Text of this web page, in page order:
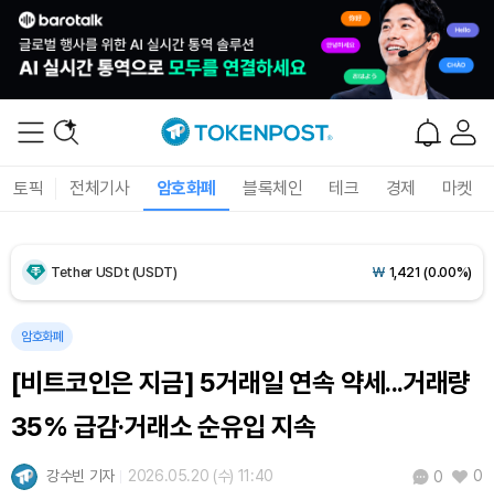
토픽 전체기사 암호화폐 블록체인 테크 경제 마켓
Tether USDt (USDT) ₩ 1,421(0.00%)
BNB (BNB)
USDC (USDC) ₩ 1,422 (0.00%)
XRP (XRP)
암호화폐
[비트코인은 지금] 5거래일 연속 약세...거래량
35% 급감·거래소 순유입 지속
강수빈 기자 2026.05.20 (수) 11:40 0 0